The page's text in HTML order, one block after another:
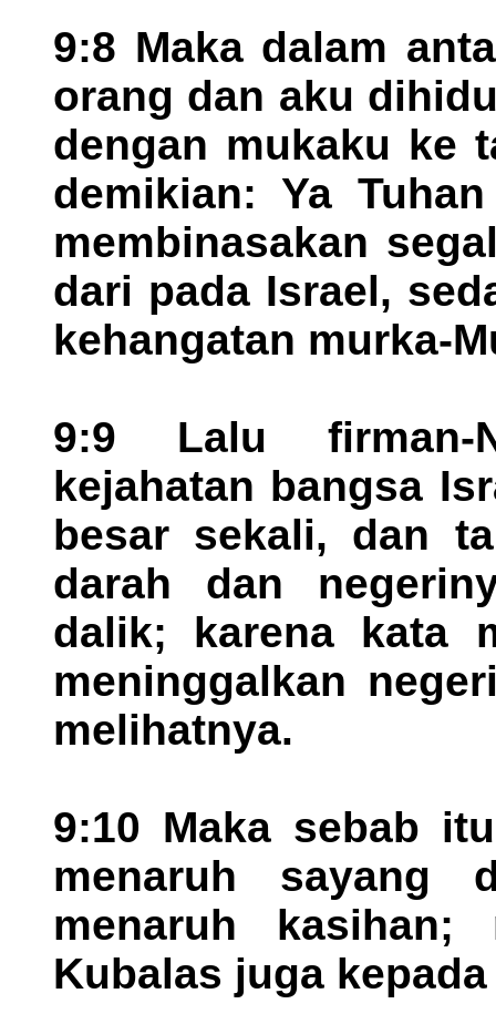
9:8 Maka dalam
orang dan aku
dengan mukaku ke
demikian: Ya
membinasakan
dari pada Israel,
kehangatan murka-
9:9 Lalu firman-
kejahatan bangsa
besar sekali, dan
darah dan
dalik; karena kata
meninggalkan
melihatnya.
9:10 Maka sebab
menaruh sayang
menaruh kasihan;
Kubalas juga